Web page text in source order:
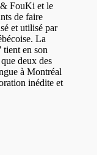
& FouKi et le
de faire
et utilisé par
La
tient en son
deux des
à Montréal
inédite et